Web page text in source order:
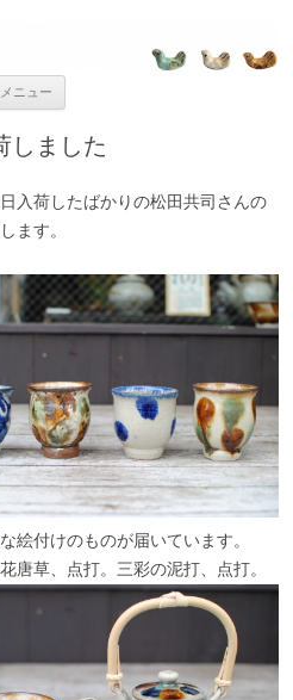
しごと
組品、ガラスなど、日本各地の手仕事
る暮し”を提案するお店です。
メニュー
ました
入荷したばかりの松田共司さんの
ます。
絵付けのものが届いています。
唐草、点打。三彩の泥打、点打。